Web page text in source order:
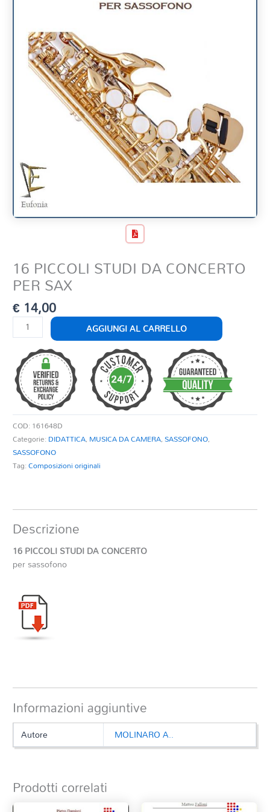
16 PICCOLI STUDI DA CONCERTO
PER SAX
€ 14,00
16
PICCOLI
STUDI
DA
CONCERTO
PER
SAX
quantità
AGGIUNGI AL CARRELLO
COD: 161648D
Categorie: DIDATTICA, MUSICA DA CAMERA,SASSOFONO,
SASSOFONO
Tag:Composizioni originali
Descrizione
16 PICCOLI STUDI DA CONCERTO
per sassofono
Informazioni aggiuntive
Autore MOLINARO A..
Prodotti correlati